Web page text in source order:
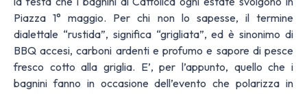
Piazza 1° maggio. Per chi non lo sapesse, il termine
dialettale “rustida”, significa “grigliata”, ed è sinonimo di
BBQ accesi, carboni ardenti e profumo e sapore di pesce
fresco cotto alla griglia. E’, per l’appunto, quello che i
bagnini fanno in occasione dell’evento che polarizza in